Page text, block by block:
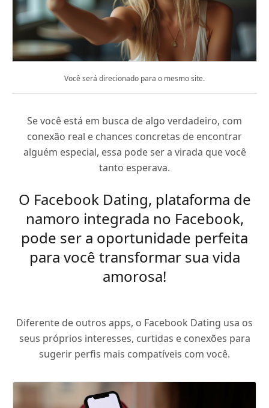
Você será direcionado para o mesmo site.
Se você está em busca de algo verdadeiro, com
conexão real e chances concretas de encontrar
alguém especial, essa pode ser a virada que você
tanto esperava.
O Facebook Dating, plataforma de
namoro integrada no Facebook,
pode ser a oportunidade perfeita
para você transformar sua vida
amorosa!
Diferente de outros apps, o Facebook Dating usa os
seus próprios interesses, curtidas e conexões para
sugerir perfis mais compatíveis com você.